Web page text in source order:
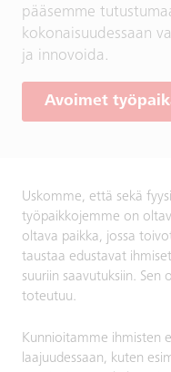
pääsemme
kokonaisuudessaan
ja innovoida.
Avoimet
Uskomme, että sekä
työpaikkojemme on
oltava paikka, jossa
taustaa edustavat
suuriin saavutuksiin. Sen
toteutuu.
Kunnioitamme ihmisten
laajuudessaan, kuten